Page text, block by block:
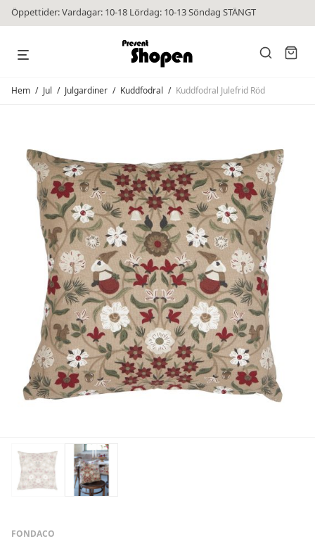
Öppettider: Vardagar: 10-18 Lördag: 10-13 Söndag STÄNGT
Hem / Jul / Julgardiner / Kuddfodral / Kuddfodral Julefrid Röd
FONDACO